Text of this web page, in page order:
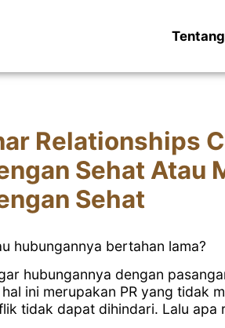
Relationships
Sehat Atau
Sehat
hubungannya bertahan lama?
hubungannya dengan
ini merupakan PR yang tidak
tidak dapat dihindari. Lalu apa